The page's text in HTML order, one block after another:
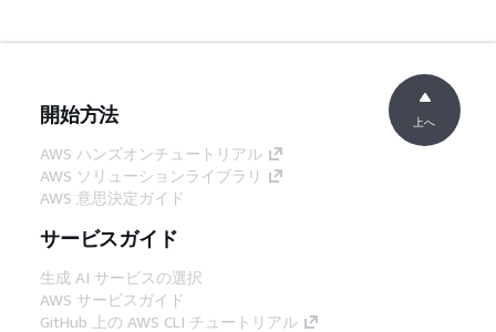
開始方法
AWS ハンズオンチュートリアル
AWS ソリューションライブラリ
AWS 意思決定ガイド
サービスガイド
生成 AI サービスの選択
AWS サービスガイド
GitHub 上の AWS CLI チュートリアル
上へ